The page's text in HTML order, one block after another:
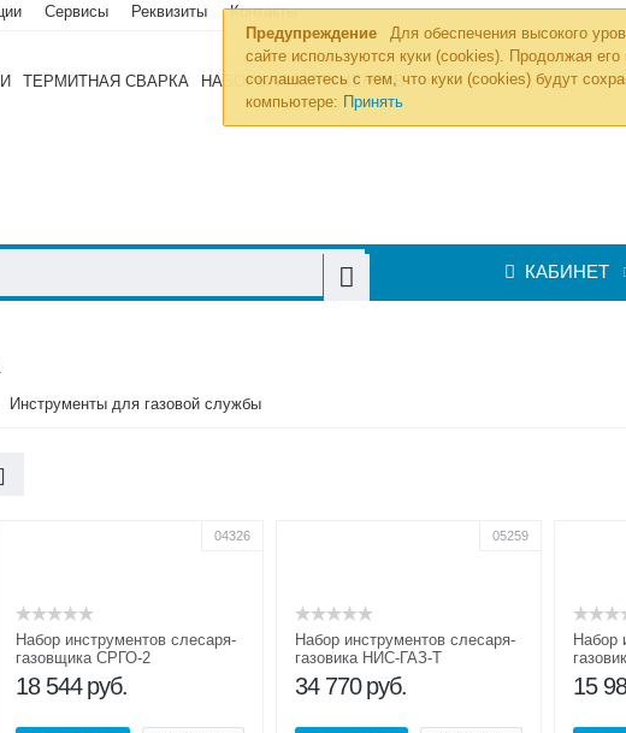
Предупреждение
Для обеспечения высокого
сайте используются куки (cookies). Продолжая
соглашаетесь с тем, что куки (cookies) будут
компьютере: Принять
Сервисы Реквизиты Контакты
ТЕРМИТНАЯ СВАРКА НАБОРЫ ИНСТРУМЕНТОВ »
КАБИНЕТ
Инструменты для газовой службы
04326
Набор инструментов слесаря-
газовщика СРГО-2
18 544 руб.
05259
Набор инструментов слесаря-
газовика НИС-ГАЗ-Т
34 770 руб.
Набор
15